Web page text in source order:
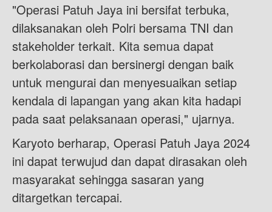
"Operasi Patuh Jaya ini bersifat terbuka,
dilaksanakan oleh Polri bersama TNI dan
stakeholder terkait. Kita semua dapat
berkolaborasi dan bersinergi dengan baik
untuk mengurai dan menyesuaikan setiap
kendala di lapangan yang akan kita hadapi
pada saat pelaksanaan operasi," ujarnya.
Karyoto berharap, Operasi Patuh Jaya 2024
ini dapat terwujud dan dapat dirasakan oleh
masyarakat sehingga sasaran yang
ditargetkan tercapai.